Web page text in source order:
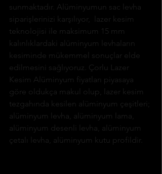
sunmaktadır. Alüminyumun sac levha
siparişlerinizi karşılıyor,  lazer kesim
teknolojisi ile maksimum 15 mm
kalınlıklardaki alüminyum levhaların
kesiminde mükemmel sonuçlar elde
edilmesini sağlıyoruz. Çorlu Lazer
Kesim Alüminyum fiyatları piyasaya
göre oldukça makul olup, lazer kesim
tezgahında kesilen alüminyum çeşitleri;
alüminyum levha, alüminyum lama,
alüminyum desenli levha, alüminyum
çetalı levha, alüminyum kutu profildir.